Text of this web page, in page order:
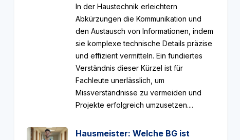
In der Haustechnik erleichtern
Abkürzungen die Kommunikation und
den Austausch von Informationen, indem
sie komplexe technische Details präzise
und effizient vermitteln. Ein fundiertes
Verständnis dieser Kürzel ist für
Fachleute unerlässlich, um
Missverständnisse zu vermeiden und
Projekte erfolgreich umzusetzen....
Hausmeister: Welche BG ist